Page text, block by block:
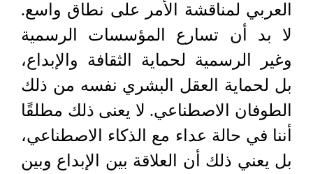
العربي لمناقشة الأمر على نطاق واسع.
لا بد أن تسارع المؤسسات الرسمية
وغير الرسمية لحماية الثقافة والإبداع،
بل لحماية العقل البشري نفسه من ذلك
الطوفان الاصطناعي. لا يعنى ذلك مطلقًا
أننا في حالة عداء مع الذكاء الاصطناعي،
بل يعني ذلك أن العلاقة بين الإبداع وبين